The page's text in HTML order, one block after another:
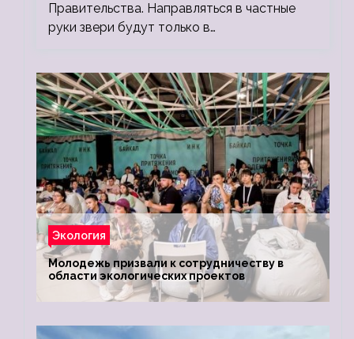
Правительства. Направляться в частные
руки звери будут только в…
Экология
Молодежь призвали к сотрудничеству в
области экологических проектов